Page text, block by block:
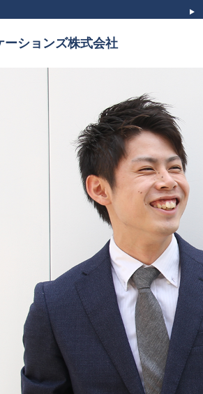
ーションズ株式会社